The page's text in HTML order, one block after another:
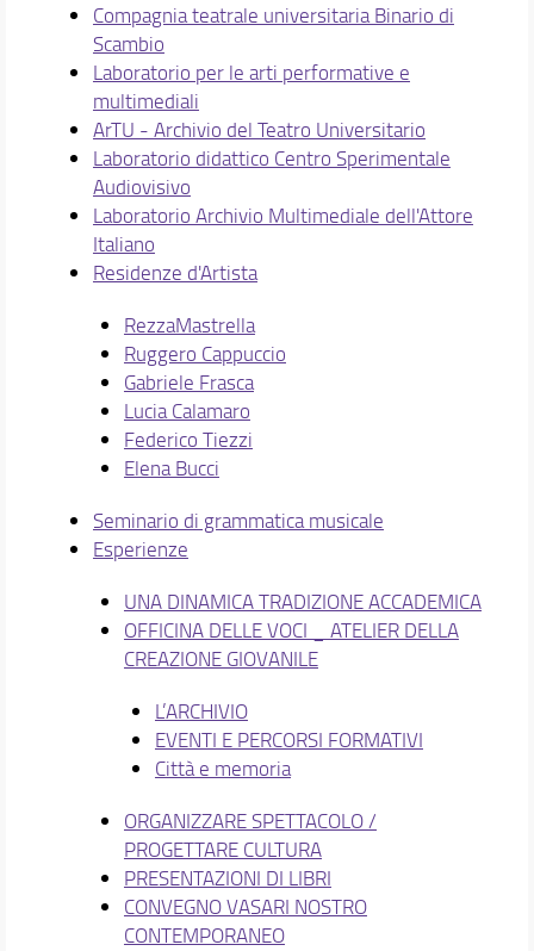
Compagnia teatrale universitaria Binario di
Scambio
Laboratorio per le arti performative e
multimediali
ArTU - Archivio del Teatro Universitario
Laboratorio didattico Centro Sperimentale
Audiovisivo
Laboratorio Archivio Multimediale dell'Attore
Italiano
Residenze d'Artista
RezzaMastrella
Ruggero Cappuccio
Gabriele Frasca
Lucia Calamaro
Federico Tiezzi
Elena Bucci
Seminario di grammatica musicale
Esperienze
UNA DINAMICA TRADIZIONE ACCADEMICA
OFFICINA DELLE VOCI _ ATELIER DELLA
CREAZIONE GIOVANILE
L’ARCHIVIO
EVENTI E PERCORSI FORMATIVI
Città e memoria
ORGANIZZARE SPETTACOLO /
PROGETTARE CULTURA
PRESENTAZIONI DI LIBRI
CONVEGNO VASARI NOSTRO
CONTEMPORANEO